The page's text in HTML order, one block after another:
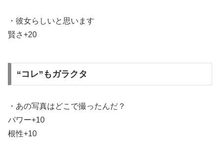
・彼女らしいと思います
賢さ+20
“コレ”もガラクタ
・あの写真はどこで撮ったんだ？
パワー+10
根性+10